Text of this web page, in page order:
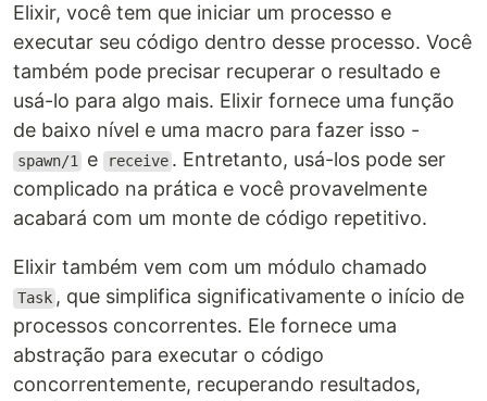
Elixir, você tem que iniciar um processo e
executar seu código dentro desse processo. Você
também pode precisar recuperar o resultado e
usá-lo para algo mais. Elixir fornece uma função
de baixo nível e uma macro para fazer isso -
spawn/1 e receive . Entretanto, usá-los pode ser
complicado na prática e você provavelmente
acabará com um monte de código repetitivo.
Elixir também vem com um módulo chamado
Task , que simplifica significativamente o início de
processos concorrentes. Ele fornece uma
abstração para executar o código
concorrentemente, recuperando resultados,